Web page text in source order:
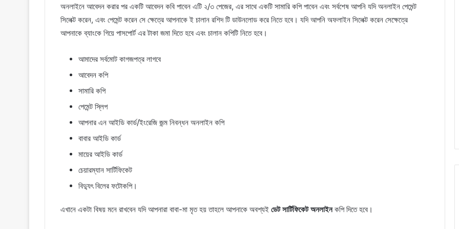
অনলাইনে আবেদন করার পর একটি আবেদন কবি পাবেন এটি ২/৩ পেজের, এর সাথে একটি সামারি কপি পাবেন এবং সর্বশেষ আপনি যদি অনলাইন পেমেন্ট
সিলেক্ট করেন, এবং পেমেন্ট করেন সে ক্ষেত্রে আপনাকে ই চালান রশিদ টি ডাউনলোড করে নিতে হবে। যদি আপনি অফলাইন সিলেক্ট করেন সেক্ষেত্রে
আপনাকে ব্যাংকে গিয়ে পাসপোর্ট এর টাকা জমা দিতে হবে এবং চালান কপিটি নিতে হবে।
আমাদের সর্বমোট কাগজপত্র লাগবে
আবেদন কপি
সামারি কপি
পেমেন্ট স্লিপ
আপনার এন আইডি কার্ড/ইংরেজি জন্ম নিবন্ধন অনলাইন কপি
বাবার আইডি কার্ড
মায়ের আইডি কার্ড
চেয়ারম্যান সার্টিফিকেট
বিদ্যুৎ বিলের ফটোকপি।
এখানে একটা বিষয় মনে রাখবেন যদি আপনারা বাবা-মা মৃত হয় তাহলে আপনাকে অবশ্যই ডেট সার্টিফিকেট অনলাইনকপি দিতে হবে।